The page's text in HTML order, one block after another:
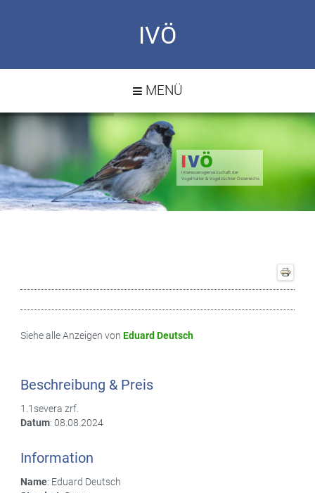
IVÖ
MENÜ
Interessensgemeinschaft der
Vogelhalter & Vogelzüchter Österreichs
IVÖ
Siehe alle Anzeigen von Eduard Deutsch
Beschreibung & Preis
1.1severa zrf.
Datum: 08.08.2024
Information
Name: Eduard Deutsch